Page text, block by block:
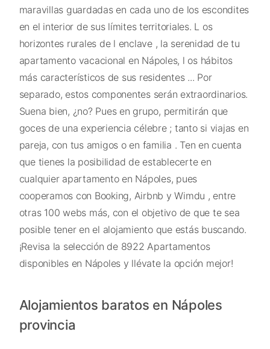
maravillas guardadas en cada uno de los escondites
en el interior de sus límites territoriales. L os
horizontes rurales de l enclave , la serenidad de tu
apartamento vacacional en Nápoles, l os hábitos
más característicos de sus residentes ... Por
separado, estos componentes serán extraordinarios.
Suena bien, ¿no? Pues en grupo, permitirán que
goces de una experiencia célebre ; tanto si viajas en
pareja, con tus amigos o en familia . Ten en cuenta
que tienes la posibilidad de establecerte en
cualquier apartamento en Nápoles, pues
cooperamos con Booking, Airbnb y Wimdu , entre
otras 100 webs más, con el objetivo de que te sea
posible tener en el alojamiento que estás buscando.
¡Revisa la selección de 8922 Apartamentos
disponibles en Nápoles y llévate la opción mejor!
Alojamientos baratos en Nápoles
provincia